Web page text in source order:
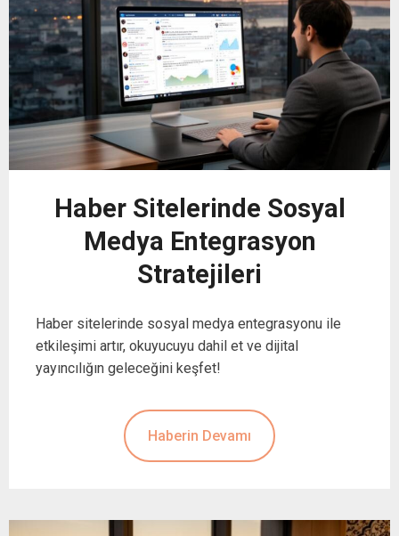
Haber Sitelerinde Sosyal
Medya Entegrasyon
Stratejileri
Haber sitelerinde sosyal medya entegrasyonu ile
etkileşimi artır, okuyucuyu dahil et ve dijital
yayıncılığın geleceğini keşfet!
Haberin Devamı